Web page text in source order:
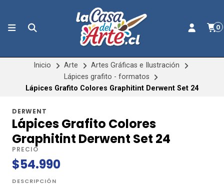
0
Inicio Arte
Artes Gráficas e Ilustración
Lápices grafito - formatos
Lápices Grafito Colores Graphitint Derwent Set 24
DERWENT
Lápices Grafito Colores
Graphitint Derwent Set 24
PRECIO
$54.990
DESCRIPCIÓN